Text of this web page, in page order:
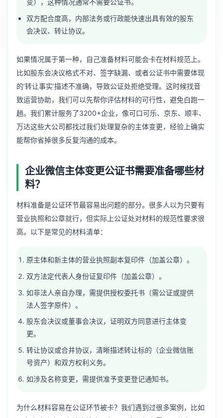
变），这种情况通常不需要公证书。
双方配合度高，内部法务或行政能快速出具有效的股东
会决议、转让协议。
如果情况属于第一种，自己准备材料可能会卡在材料规范上。
比如股东会决议格式不对、签字缺漏、或者公证书中需要体现
的‘转让事实’描述不准确，导致公证处拒绝受理。这时候找音
致运营协助，我们可以先帮你评估材料的可行性，避免白跑一
趟。我们累计服务了3200+企业，像可口可乐、京东、顺丰、
万达这些大公司都找过我们处理复杂的主体变更，经验上确实
能帮你省掉很多反复沟通的成本。
企业微信主体变更公证书需要准备哪些材
料？
材料准备是公证环节最容易出问题的部分。很多人以为只要有
营业执照和公章就行，但实际上公证处对材料的规范性要求很
高。以下是常见的材料清单：
原主体和新主体的营业执照副本复印件（加盖公章）。
双方法定代表人身份证复印件（加盖公章）。
如非法人亲自办理，需提供授权委托书（需公证或提供
法人签字原件）。
股东会决议或董事会决议，证明双方同意进行主体变
更。
转让协议或合并协议，清晰描述转让标的（企业微信账
号资产）和双方权利义务。
如涉及名称变更，需提供准予变更登记通知书。
为什么材料容易在公证环节被卡？我们遇到过很多案例，比如